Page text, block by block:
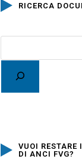
RICERCA
VUOI
DI ANCI FVG?